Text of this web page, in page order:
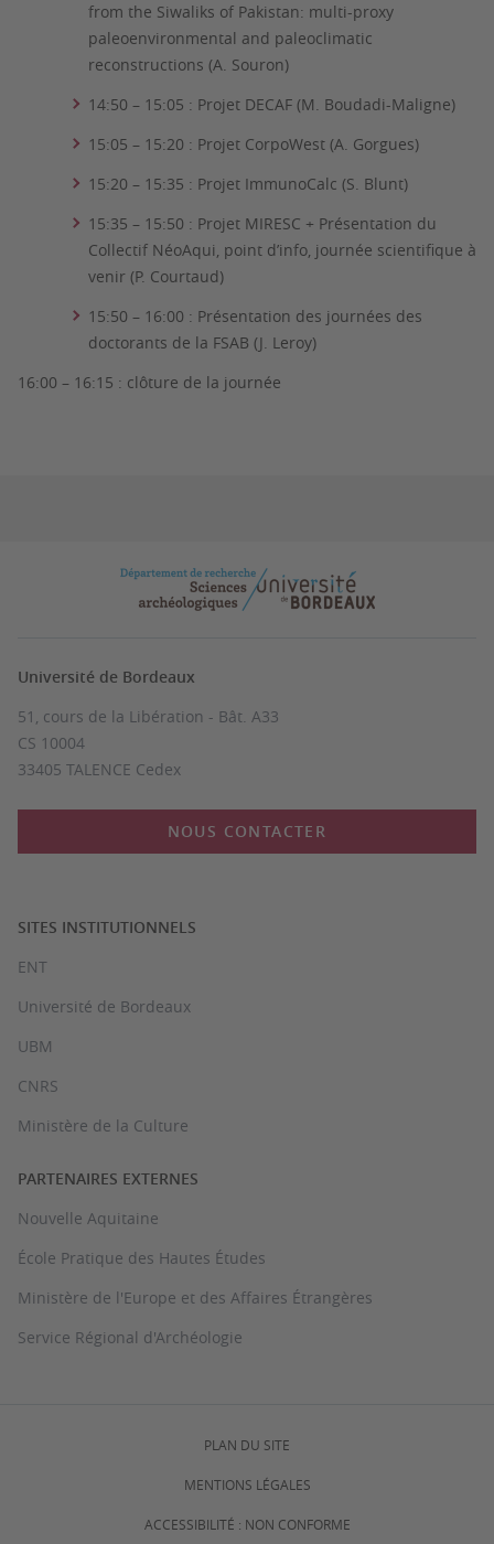
from the Siwaliks of Pakistan: multi-proxy
paleoenvironmental and paleoclimatic
reconstructions (A. Souron)
14:50 – 15:05 : Projet DECAF (M. Boudadi-Maligne)
15:05 – 15:20 : Projet CorpoWest (A. Gorgues)
15:20 – 15:35 : Projet ImmunoCalc (S. Blunt)
15:35 – 15:50 : Projet MIRESC + Présentation du
Collectif NéoAqui, point d’info, journée scientifique à
venir (P. Courtaud)
15:50 – 16:00 : Présentation des journées des
doctorants de la FSAB (J. Leroy)
16:00 – 16:15 : clôture de la journée
Université de Bordeaux
51, cours de la Libération - Bât. A33
CS 10004
33405 TALENCE Cedex
NOUS CONTACTER
SITES INSTITUTIONNELS
ENT
Université de Bordeaux
UBM
CNRS
Ministère de la Culture
PARTENAIRES EXTERNES
Nouvelle Aquitaine
École Pratique des Hautes Études
Ministère de l'Europe et des Affaires Étrangères
Service Régional d'Archéologie
PLAN DU SITE
MENTIONS LÉGALES
ACCESSIBILITÉ : NON CONFORME